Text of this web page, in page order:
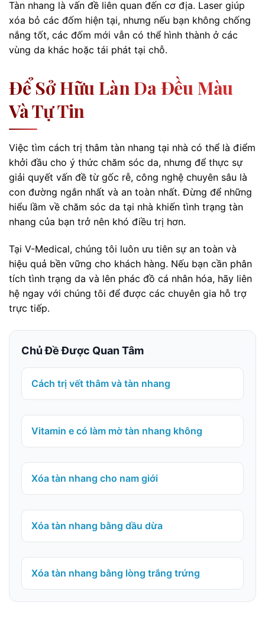
Tàn nhang là vấn đề liên quan đến cơ địa. Laser giúp
xóa bỏ các đốm hiện tại, nhưng nếu bạn không chống
nắng tốt, các đốm mới vẫn có thể hình thành ở các
vùng da khác hoặc tái phát tại chỗ.
Để Sở Hữu Làn Da Đều Màu
Và Tự Tin
Việc tìm cách trị thâm tàn nhang tại nhà có thể là điểm
khởi đầu cho ý thức chăm sóc da, nhưng để thực sự
giải quyết vấn đề từ gốc rễ, công nghệ chuyên sâu là
con đường ngắn nhất và an toàn nhất. Đừng để những
hiểu lầm về chăm sóc da tại nhà khiến tình trạng tàn
nhang của bạn trở nên khó điều trị hơn.
Tại V-Medical, chúng tôi luôn ưu tiên sự an toàn và
hiệu quả bền vững cho khách hàng. Nếu bạn cần phân
tích tình trạng da và lên phác đồ cá nhân hóa, hãy liên
hệ ngay với chúng tôi để được các chuyên gia hỗ trợ
trực tiếp.
Chủ Đề Được Quan Tâm
Cách trị vết thâm và tàn nhang
Vitamin e có làm mờ tàn nhang không
Xóa tàn nhang cho nam giới
Xóa tàn nhang bằng dầu dừa
Xóa tàn nhang bằng lòng trắng trứng